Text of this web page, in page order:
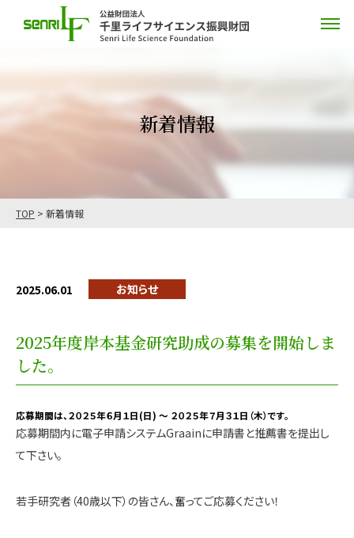
新着情報
TOP > 新着情報
2025.06.01 お知らせ
2025年度岸本基金研究助成の募集を開始しま
した。
応募期間は、２０２５年６月１日(日) ～ ２０２５年７月３１日（木）です。
応募期間内に電子申請システムGraainに申請書と推薦書を提出し
て下さい。
若手研究者（40歳以下）の皆さん、奮ってご応募ください！